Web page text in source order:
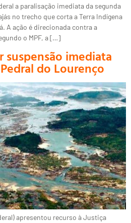
a paralisação imediata da segunda
no trecho que corta a Terra Indígena
A ação é direcionada contra a
o MPF, a […]
suspensão imediata
do Lourenço
apresentou recurso à Justiça